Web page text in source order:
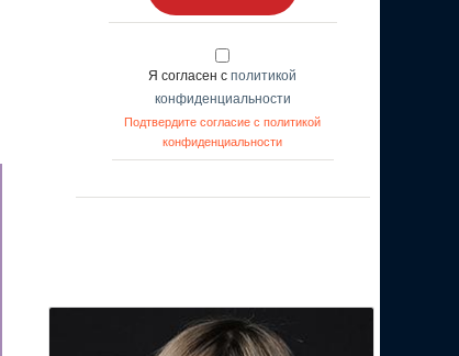
Я согласен с политикой
конфиденциальности
Подтвердите согласие с политикой
конфиденциальности